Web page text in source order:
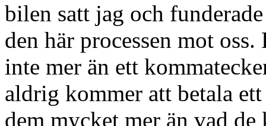
bilen satt jag och
den här processen mot
inte mer än ett
aldrig kommer att betala
dem mycket mer än vad